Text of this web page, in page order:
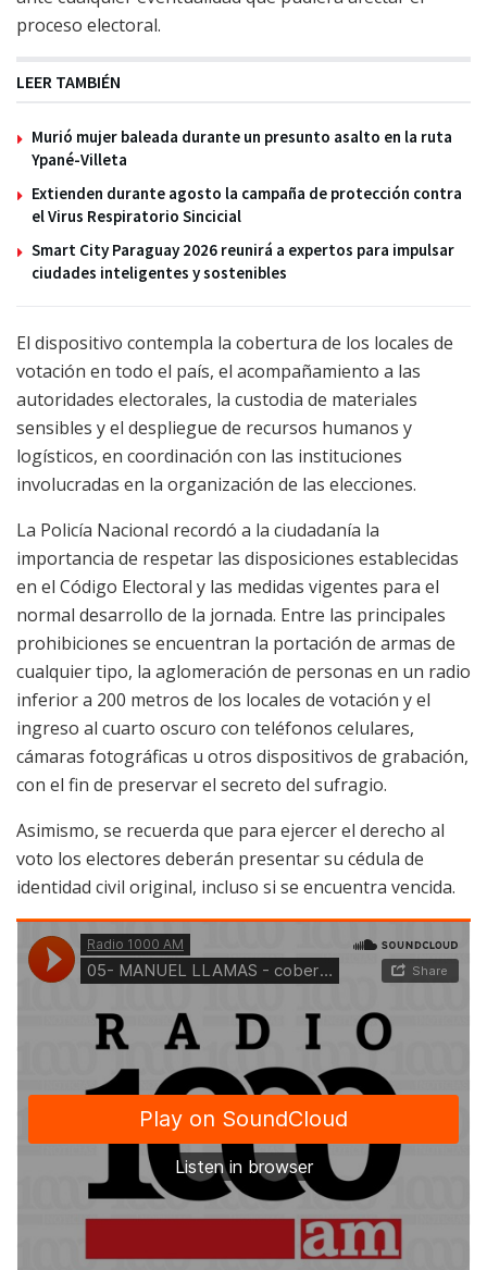
proceso electoral.
LEER TAMBIÉN
Murió mujer baleada durante un presunto asalto en la ruta
Ypané-Villeta
Extienden durante agosto la campaña de protección contra
el Virus Respiratorio Sincicial
Smart City Paraguay 2026 reunirá a expertos para impulsar
ciudades inteligentes y sostenibles
El dispositivo contempla la cobertura de los locales de
votación en todo el país, el acompañamiento a las
autoridades electorales, la custodia de materiales
sensibles y el despliegue de recursos humanos y
logísticos, en coordinación con las instituciones
involucradas en la organización de las elecciones.
La Policía Nacional recordó a la ciudadanía la
importancia de respetar las disposiciones establecidas
en el Código Electoral y las medidas vigentes para el
normal desarrollo de la jornada. Entre las principales
prohibiciones se encuentran la portación de armas de
cualquier tipo, la aglomeración de personas en un radio
inferior a 200 metros de los locales de votación y el
ingreso al cuarto oscuro con teléfonos celulares,
cámaras fotográficas u otros dispositivos de grabación,
con el fin de preservar el secreto del sufragio.
Asimismo, se recuerda que para ejercer el derecho al
voto los electores deberán presentar su cédula de
identidad civil original, incluso si se encuentra vencida.